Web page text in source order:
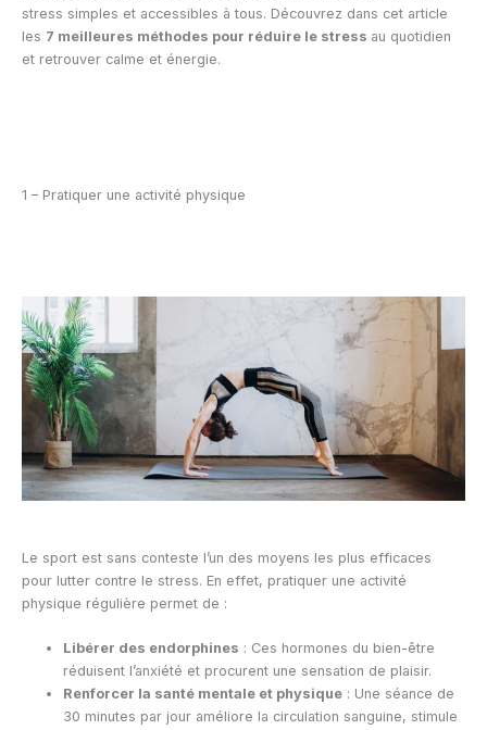
stress simples et accessibles à tous. Découvrez dans cet article
les 7 meilleures méthodes pour réduire le stress au quotidien
et retrouver calme et énergie.
1 – Pratiquer une activité physique
Le sport est sans conteste l’un des moyens les plus efficaces
pour lutter contre le stress. En effet, pratiquer une activité
physique régulière permet de :
Libérer des endorphines : Ces hormones du bien-être
réduisent l’anxiété et procurent une sensation de plaisir.
Renforcer la santé mentale et physique : Une séance de
30 minutes par jour améliore la circulation sanguine, stimule